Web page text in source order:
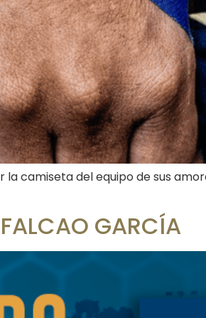
camiseta del equipo de sus
GARCÍA